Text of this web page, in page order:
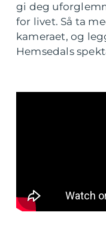
gi deg
for livet. Så ta
kameraet, og
Hemsedals